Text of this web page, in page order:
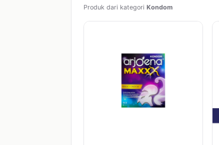
Produk dari kategori Kondom